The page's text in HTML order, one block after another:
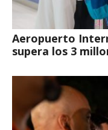
Aeropuerto
supera los 3